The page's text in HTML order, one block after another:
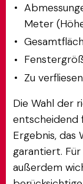
Meter
Zu
Die Wahl der
entscheidend
Ergebnis, das
garantiert.
außerdem